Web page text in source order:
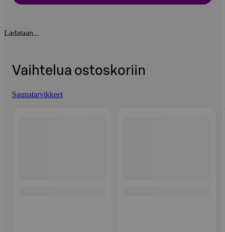
Ladataan...
Vaihtelua ostoskoriin
Saunatarvikkeet